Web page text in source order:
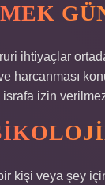
ihtiyaçlar
harcanması
israfa izin
kişi veya şey